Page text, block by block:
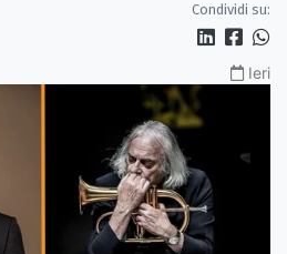
Condividi su:
Ieri